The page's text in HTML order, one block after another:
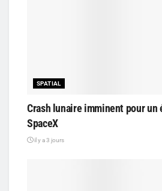
SPATIAL
Crash lunaire imminent pour un
SpaceX
il y a 3 jours